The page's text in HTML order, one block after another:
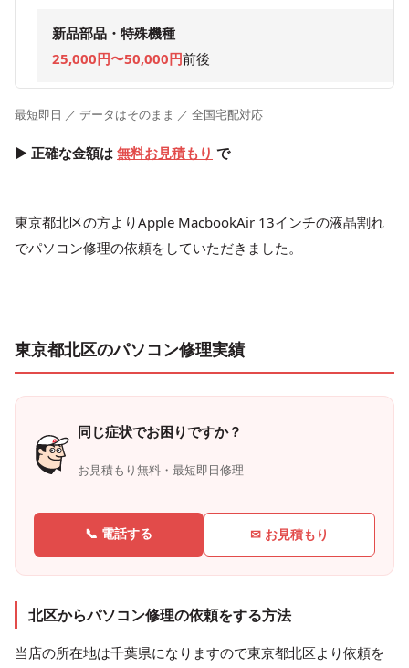
新品部品・特殊機種
25,000円〜50,000円前後
最短即日 ／ データはそのまま ／ 全国宅配対応
▶ 正確な金額は 無料お見積もり で
東京都北区の方よりApple MacbookAir 13インチの液晶割れ
でパソコン修理の依頼をしていただきました。
東京都北区のパソコン修理実績
同じ症状でお困りですか？
お見積もり無料・最短即日修理
📞 電話する ✉ お見積もり
北区からパソコン修理の依頼をする方法
当店の所在地は千葉県になりますので東京都北区より依頼を